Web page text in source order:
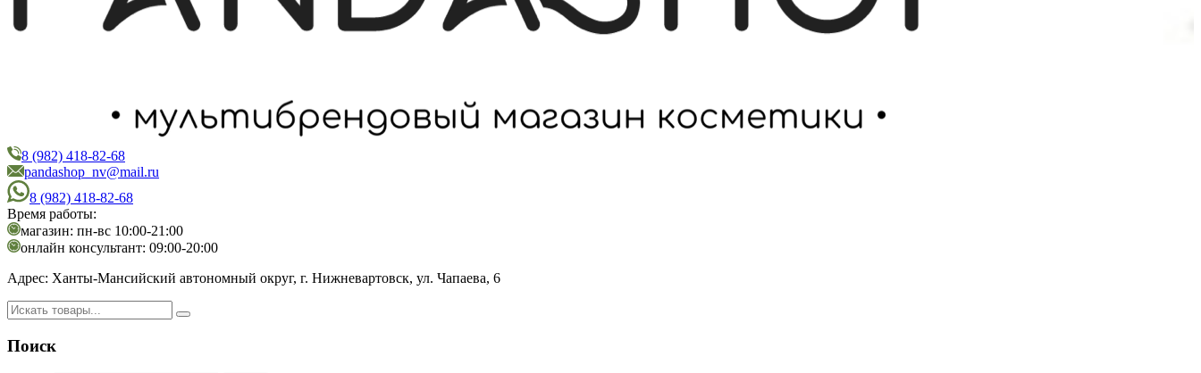
PandaShop
Интернет-магазин косметики
8 (982) 418-82-68
pandashop_nv@mail.ru
8 (982) 418-82-68
Время работы:
магазин: пн-вс 10:00-21:00
онлайн консультант: 09:00-20:00
Адрес: Ханты-Мансийский автономный округ, г. Нижневартовск, ул. Чапаева, 6
Поиск